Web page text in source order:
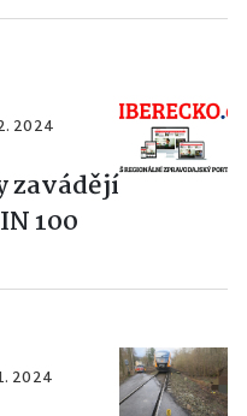
2024
zavádějí
100
2024